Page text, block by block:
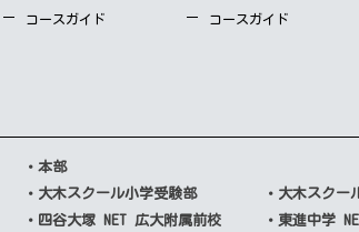
コースガイド コースガイド
・本部
・大木スクール小学受験部
・四谷大塚 NET 広大附属前校
・大木スクー
・東進中学